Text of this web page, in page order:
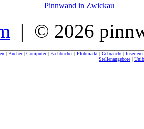
Pinnwand in Zwickau
| © 2026
| Bücher| Computer| Fachbücher| Flohmarkt| Gebraucht|
Stellenangebote |